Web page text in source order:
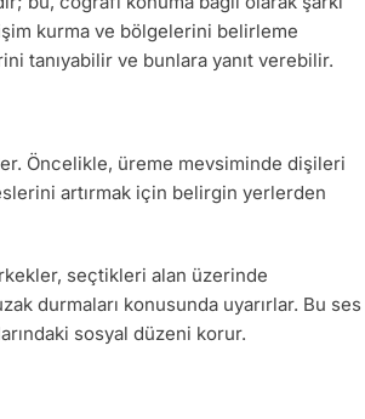
kurma ve bölgelerini belirleme
tanıyabilir ve bunlara yanıt verebilir.
Öncelikle, üreme mevsiminde dişileri
artırmak için belirgin yerlerden
seçtikleri alan üzerinde
durmaları konusunda uyarırlar. Bu ses
sosyal düzeni korur.